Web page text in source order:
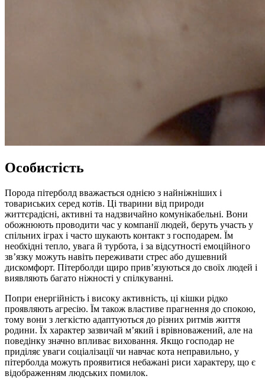
Особистість
Порода пітерболд вважається однією з найніжніших і
товариських серед котів. Ці тварини від природи
життєрадісні, активні та надзвичайно комунікабельні. Вони
обожнюють проводити час у компанії людей, беруть участь у
спільних іграх і часто шукають контакт з господарем. Їм
необхідні тепло, увага й турбота, і за відсутності емоційного
зв’язку можуть навіть переживати стрес або душевний
дискомфорт. Пітерболди щиро прив’язуються до своїх людей і
виявляють багато ніжності у спілкуванні.
Попри енергійність і високу активність, ці кішки рідко
проявляють агресію. Їм також властиве прагнення до спокою,
тому вони з легкістю адаптуються до різних ритмів життя
родини. Їх характер зазвичай м’який і врівноважений, але на
поведінку значно впливає виховання. Якщо господар не
приділяє уваги соціалізації чи навчає кота неправильно, у
пітерболда можуть проявитися небажані риси характеру, що є
відображенням людських помилок.